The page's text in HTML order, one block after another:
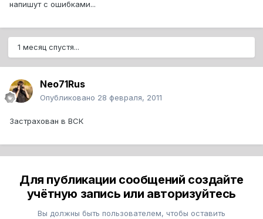
напишут с ошибками...
1 месяц спустя...
Neo71Rus
Опубликовано 28 февраля, 2011
Застрахован в ВСК
Для публикации сообщений создайте
учётную запись или авторизуйтесь
Вы должны быть пользователем, чтобы оставить